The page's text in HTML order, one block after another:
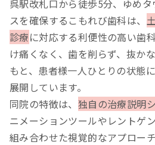
呉駅改札口から徒歩5分、ゆめ
スを確保するこもれび歯科は、
診療に対応する利便性の高い歯
け痛くなく、歯を削らず、抜か
もと、患者様一人ひとりの状態
展開しています。
同院の特徴は、 独自の治療説明
ニメーションツールやレントゲ
組み合わせた視覚的なアプローチ